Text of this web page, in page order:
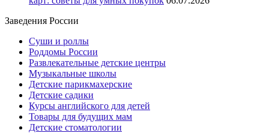
Заведения России
Суши и роллы
Роддомы России
Развлекательные детские центры
Музыкальные школы
Детские парикмахерские
Детские садики
Курсы английского для детей
Товары для будущих мам
Детские стоматологии